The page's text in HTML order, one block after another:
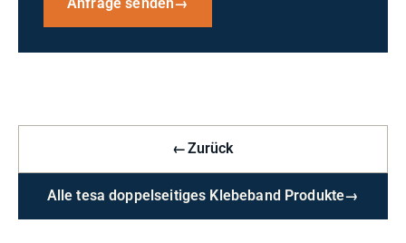
Anfrage senden→
←Zurück
Alle tesa doppelseitiges Klebeband Produkte→